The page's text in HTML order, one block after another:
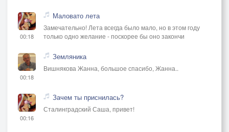
00:18
Маловато лета
Замечательно! Лета всегда было мало, но в этом году
только одно желание - поскорее бы оно закончи
00:18
Земляника
Вишнякова Жанна, большое спасибо, Жанна..
00:16
Зачем ты приснилась?
Сталинградский Саша, привет!